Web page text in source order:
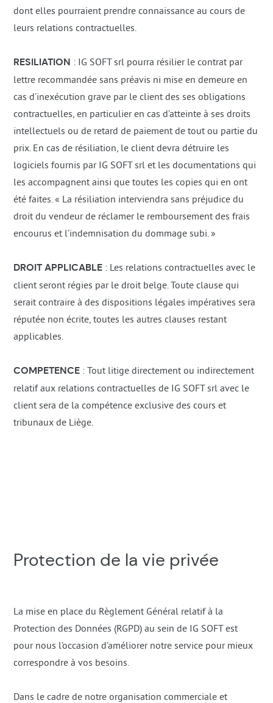
dont elles pourraient prendre connaissance au cours de
leurs relations contractuelles.
RESILIATION : IG SOFT srl pourra résilier le contrat par
lettre recommandée sans préavis ni mise en demeure en
cas d’inexécution grave par le client des ses obligations
contractuelles, en particulier en cas d’atteinte à ses droits
intellectuels ou de retard de paiement de tout ou partie du
prix. En cas de résiliation, le client devra détruire les
logiciels fournis par IG SOFT srl et les documentations qui
les accompagnent ainsi que toutes les copies qui en ont
été faites. « La résiliation interviendra sans préjudice du
droit du vendeur de réclamer le remboursement des frais
encourus et l’indemnisation du dommage subi. »
DROIT APPLICABLE : Les relations contractuelles avec le
client seront régies par le droit belge. Toute clause qui
serait contraire à des dispositions légales impératives sera
réputée non écrite, toutes les autres clauses restant
applicables.
COMPETENCE : Tout litige directement ou indirectement
relatif aux relations contractuelles de IG SOFT srl avec le
client sera de la compétence exclusive des cours et
tribunaux de Liège.
Protection de la vie privée
La mise en place du Règlement Général relatif à la
Protection des Données (RGPD) au sein de IG SOFT est
pour nous l’occasion d’améliorer notre service pour mieux
correspondre à vos besoins.
Dans le cadre de notre organisation commerciale et